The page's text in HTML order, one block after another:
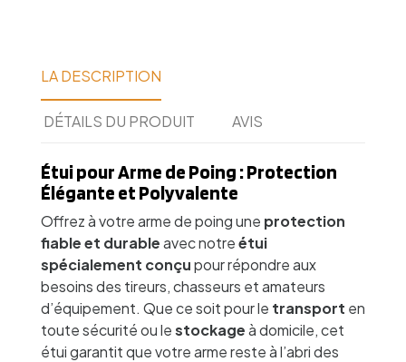
LA DESCRIPTION
DÉTAILS DU PRODUIT AVIS
Étui pour Arme de Poing : Protection
Élégante et Polyvalente
Offrez à votre arme de poing une protection
fiable et durableavec notreétui
spécialement conçupour répondre aux
besoins des tireurs, chasseurs et amateurs
d’équipement. Que ce soit pour le transport en
toute sécurité ou lestockageà domicile, cet
étui garantit que votre arme reste à l’abri des